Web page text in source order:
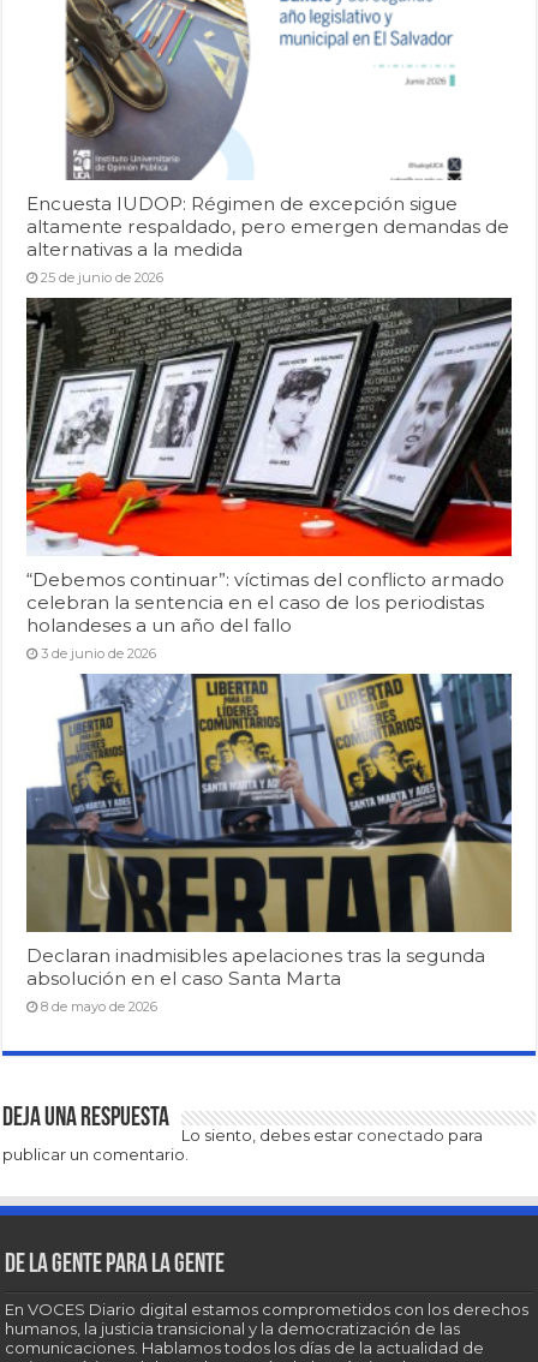
Encuesta IUDOP: Régimen de excepción sigue
altamente respaldado, pero emergen demandas de
alternativas a la medida
25 de junio de 2026
“Debemos continuar”: víctimas del conflicto armado
celebran la sentencia en el caso de los periodistas
holandeses a un año del fallo
3 de junio de 2026
Declaran inadmisibles apelaciones tras la segunda
absolución en el caso Santa Marta
8 de mayo de 2026
Deja una respuesta
Lo siento, debes estar conectado para
publicar un comentario.
De la gente para la gente
En VOCES Diario digital estamos comprometidos con los derechos
humanos, la justicia transicional y la democratización de las
comunicaciones. Hablamos todos los días de la actualidad de